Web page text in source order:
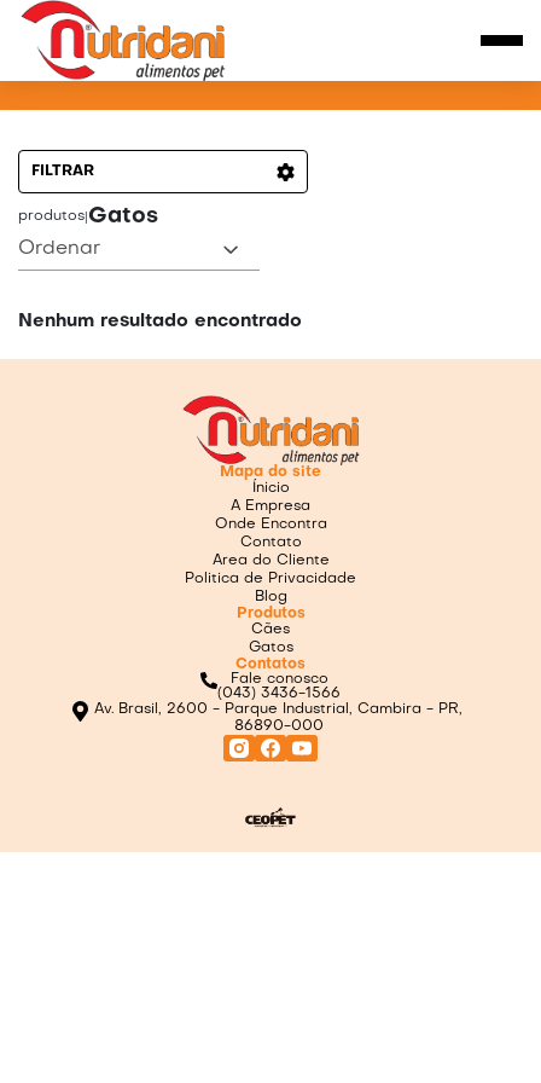
PRODUTOS PARA GATOS
FILTRAR
produtos Gatos
Ordenar
Nenhum resultado encontrado
Mapa do site
Ínicio
A Empresa
Onde Encontra
Contato
Area do Cliente
Politica de Privacidade
Blog
Produtos
Cães
Gatos
Contatos
Fale conosco
(043) 3436-1566
Av. Brasil, 2600 - Parque Industrial, Cambira - PR,
86890-000